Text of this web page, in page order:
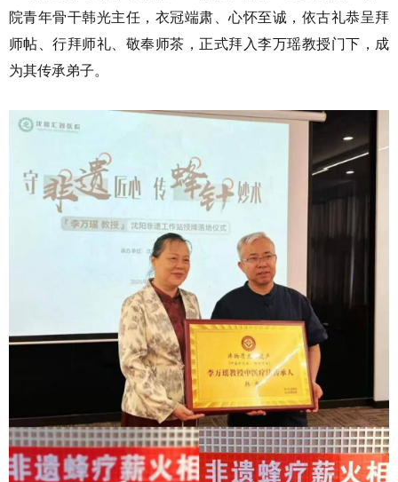
院青年骨干韩光主任，衣冠端肃、心怀至诚，依古礼恭呈拜
师帖、行拜师礼、敬奉师茶，正式拜入李万瑶教授门下，成
为其传承弟子。